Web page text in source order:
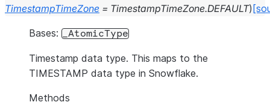
TimestampTimeZone = TimestampTimeZone.DEFAULT)
Bases: _AtomicType
Timestamp data type. This maps to the
TIMESTAMP data type in Snowflake.
Methods